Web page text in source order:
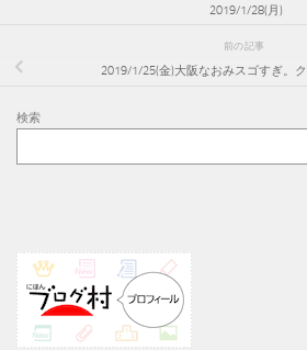
2019/1/28(月)
前の記事
2019/1/25(金)大阪なおみスゴすぎ。ク
検索